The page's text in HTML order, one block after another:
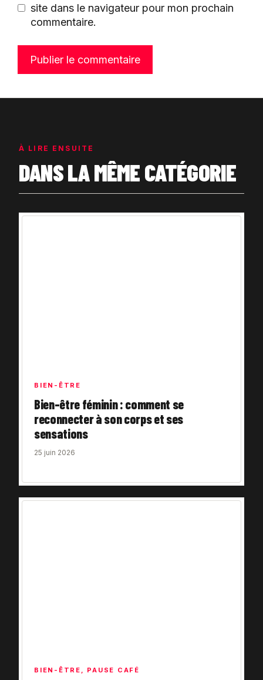
site dans le navigateur pour mon prochain
commentaire.
À LIRE ENSUITE
DANS LA MÊME CATÉGORIE
BIEN-ÊTRE
Bien-être féminin : comment se
reconnecter à son corps et ses
sensations
25 juin 2026
BIEN-ÊTRE , PAUSE CAFÉ